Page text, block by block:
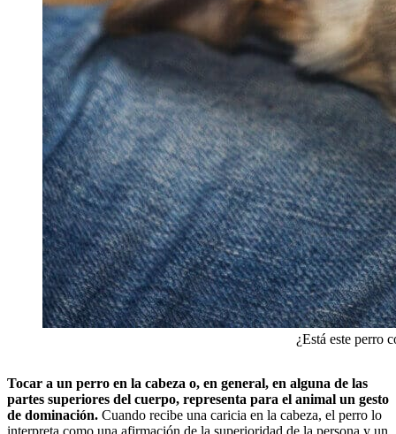
¿Está este perro
Tocar a un perro en la cabeza o, en general, en alguna de las
partes superiores del cuerpo, representa para el animal un gesto
de dominación. Cuando recibe una caricia en la cabeza, el perro lo
interpreta como una afirmación de la superioridad de la persona y un